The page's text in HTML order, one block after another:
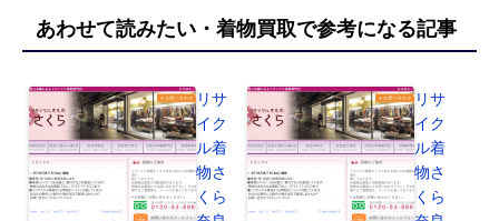
あわせて読みたい・着物買取で参考になる記事
リサ
イク
ル着
物さ
くら
リサ
イク
ル着
物さ
くら